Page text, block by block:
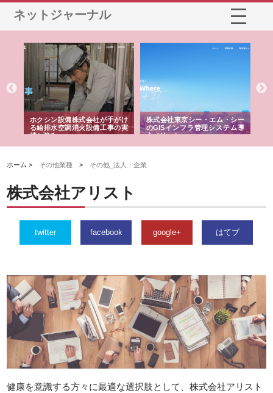
ネットジャーナル
ホクシン設備株式会社が手がけ
る給排水空調消火設備工事の実
績と強み
株式会社東京シー・エム・シー
のGISインフラ管理システム導
入メリット
ホーム > その他業種 > その他_法人・企業
株式会社アリスト
twitter facebook google+ はてブ
健康を意識する方々に最適な選択肢として、株式会社アリスト